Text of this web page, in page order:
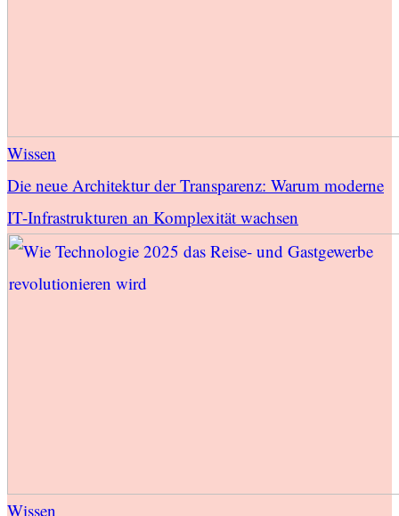
Wissen
Die neue Architektur der Transparenz: Warum moderne
IT-Infrastrukturen an Komplexität wachsen
Wissen